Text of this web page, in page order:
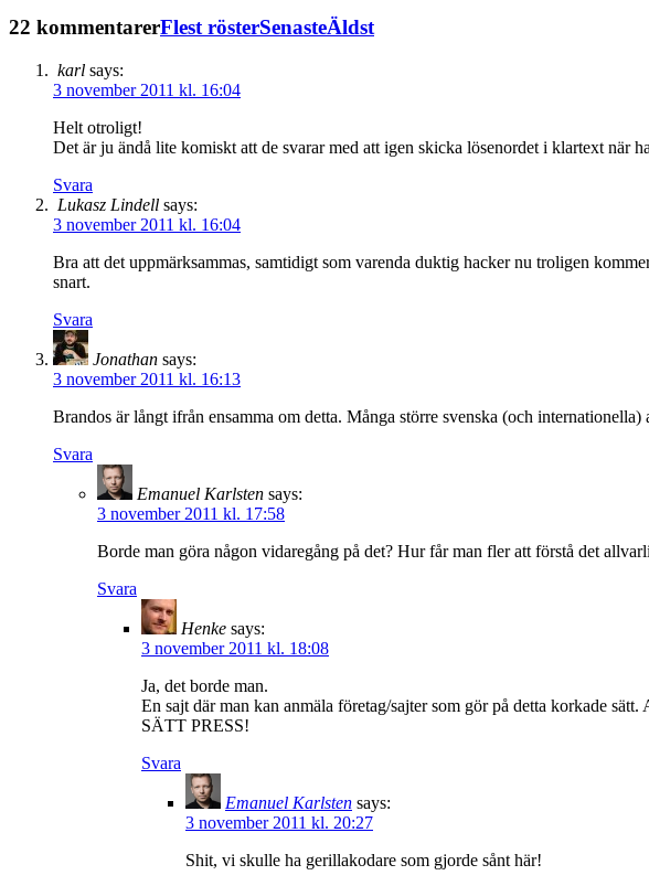
22 kommentarerFlest rösterSenasteÄldst
karl says:
3 november 2011 kl. 16:04
Helt otroligt!
Det är ju ändå lite komiskt att de svarar med att igen skicka lösenordet i klartext när
Svara
Lukasz Lindell says:
3 november 2011 kl. 16:04
Bra att det uppmärksammas, samtidigt som varenda duktig hacker nu troligen
snart.
Svara
Jonathan says:
3 november 2011 kl. 16:13
Brandos är långt ifrån ensamma om detta. Många större svenska (och
Svara
Emanuel Karlsten says:
3 november 2011 kl. 17:58
Borde man göra någon vidaregång på det? Hur får man fler att förstå det
Svara
Henke says:
3 november 2011 kl. 18:08
Ja, det borde man.
En sajt där man kan anmäla företag/sajter som gör på detta korkade
SÄTT PRESS!
Svara
Emanuel Karlsten says:
3 november 2011 kl. 20:27
Shit, vi skulle ha gerillakodare som gjorde sånt här!